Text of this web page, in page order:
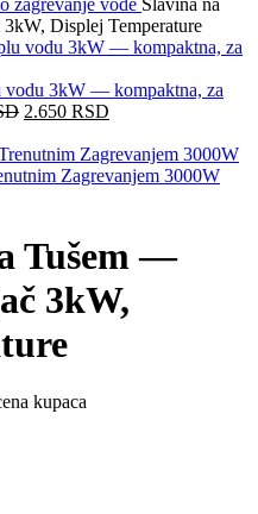
zagrevanje vode Slavina na
Displej Temperature
vodu 3kW — kompaktna, za
2.650 RSD
Zagrevanjem 3000W
Tušem —
3kW,
kupaca